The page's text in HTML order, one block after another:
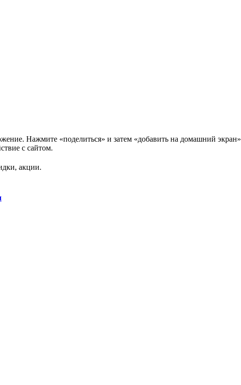
Нажмите «поделиться» и затем «добавить на домашний экран»
с сайтом.
акции.